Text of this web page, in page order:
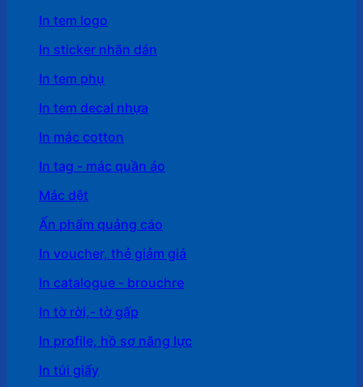
In tem logo
In sticker nhãn dán
In tem phụ
In tem decal nhựa
In mác cotton
In tag - mác quần áo
Mác dệt
Ấn phẩm quảng cáo
In voucher, thẻ giảm giá
In catalogue - brouchre
In tờ rời,- tờ gấp
In profile, hồ sơ năng lực
In túi giấy